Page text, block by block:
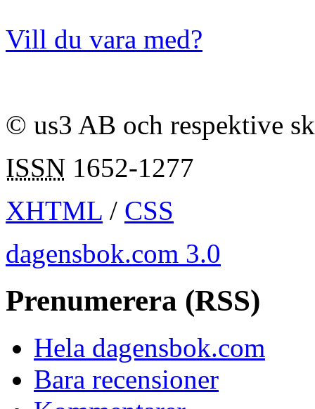
Vill du vara med?
© us3 AB och respektive
ISSN 1652-1277
XHTML / CSS
dagensbok.com 3.0
Prenumerera (RSS)
Hela dagensbok.com
Bara recensioner